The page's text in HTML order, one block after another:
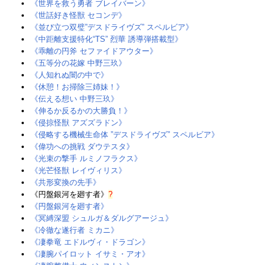
《世界を救う勇者 ブレイバーン》
《世話好き怪獣 セコンデ》‎
《並び立つ双璧”デスドライヴズ” スペルビア》
《中距離支援特化“TS” 烈華 誘導弾搭載型》
《乖離の円斧 セファイドアウター》
《五等分の花嫁 中野三玖》
《人知れぬ闇の中で》
《休憩！お掃除三姉妹！》
《伝える想い 中野三玖》‎
《伸るか反るかの大勝負！》
《侵掠怪獣 アズズラドン》
《侵略する機械生命体 ”デスドライヴズ” スペルビア》
《偉功への挑戦 ダウテスタ》
《光束の撃手 ルミノフラクス》
《光芒怪獣 レイヴィリス》‎
《共形変換の先手》
《円盤銀河を廻す者》 ?
《円盤銀河を廻す者》‎
《冥縛深盟 シュルガ＆ダルグアージュ》
《冷徹な遂行者 ミカニ》‎
《凄拳竜 エドルヴィ・ドラゴン》‎
《凄腕パイロット イサミ・アオ》